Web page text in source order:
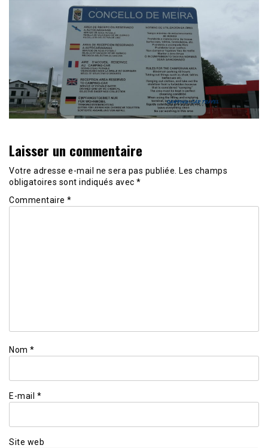
Laisser un commentaire
Votre adresse e-mail ne sera pas publiée. Les champs
obligatoires sont indiqués avec *
Commentaire *
Nom *
E-mail *
Site web